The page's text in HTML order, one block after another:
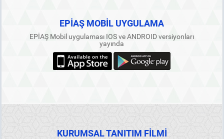
EPİAŞ MOBİL UYGULAMA
EPİAŞ Mobil uygulaması IOS ve ANDROID versiyonları
yayında
KURUMSAL TANITIM FİLMİ